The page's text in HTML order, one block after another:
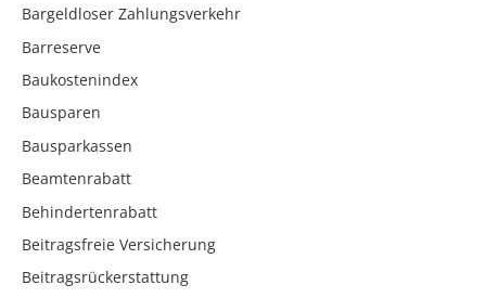
Bargeldloser Zahlungsverkehr
Barreserve
Baukostenindex
Bausparen
Bausparkassen
Beamtenrabatt
Behindertenrabatt
Beitragsfreie Versicherung
Beitragsrückerstattung